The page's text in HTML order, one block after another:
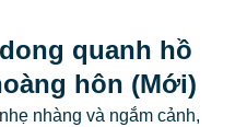
quanh hồ
hôn (Mới)
nhàng và ngắm cảnh,